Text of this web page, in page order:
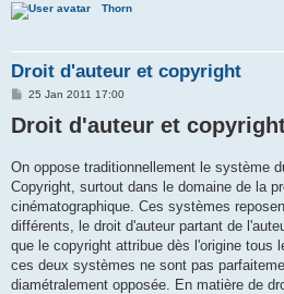
Thorn
Droit d'auteur et copyright
P
s
t
25 Jan 2011 17:00
Droit d'auteur et
On oppose traditionnellement le système
Copyright, surtout dans le domaine de la
cinématographique. Ces systèmes
différents, le droit d'auteur partant de
que le copyright attribue dès l'origine tous
ces deux systèmes ne sont pas
diamétralement opposée. En matière de